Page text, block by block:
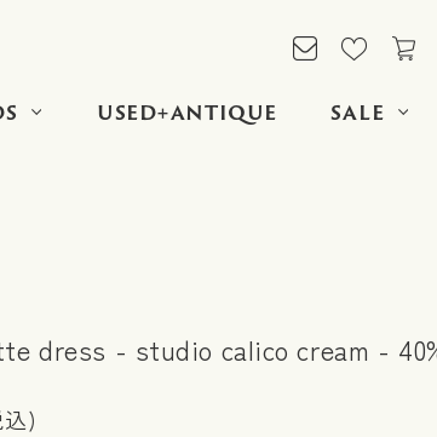
USED+ANTIQUE SALE
dress - studio calico cream -
込)